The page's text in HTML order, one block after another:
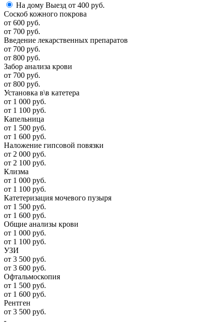
На дому Выезд от 400 руб.
Соскоб кожного покрова
от 600 руб.
от 700 руб.
Введение лекарственных препаратов
от 700 руб.
от 800 руб.
Забор анализа крови
от 700 руб.
от 800 руб.
Установка в\в катетера
от 1 000 руб.
от 1 100 руб.
Капельница
от 1 500 руб.
от 1 600 руб.
Наложение гипсовой повязки
от 2 000 руб.
от 2 100 руб.
Клизма
от 1 000 руб.
от 1 100 руб.
Катетеризация мочевого пузыря
от 1 500 руб.
от 1 600 руб.
Общие анализы крови
от 1 000 руб.
от 1 100 руб.
УЗИ
от 3 500 руб.
от 3 600 руб.
Офтальмоскопия
от 1 500 руб.
от 1 600 руб.
Рентген
от 3 500 руб.
-